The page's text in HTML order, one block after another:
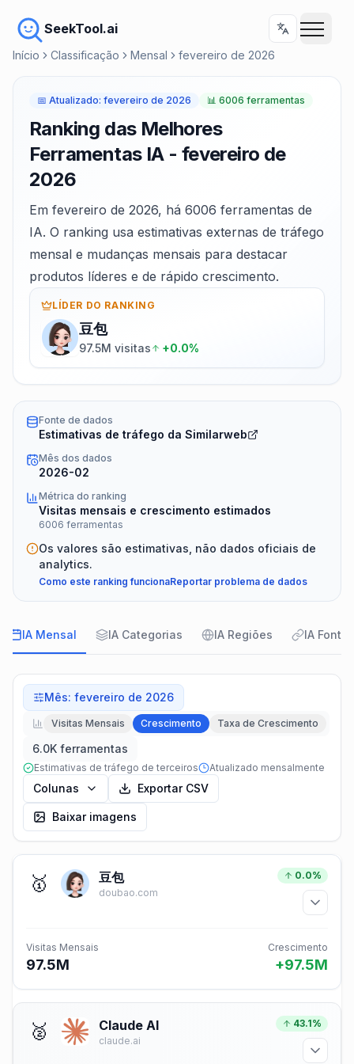
SeekTool.ai
Início Classificação Mensal fevereiro de 2026
📅 Atualizado: fevereiro de 2026 📊 6006 ferramentas
Ranking das Melhores
Ferramentas IA - fevereiro de
2026
Em fevereiro de 2026, há 6006 ferramentas de
IA. O ranking usa estimativas externas de tráfego
mensal e mudanças mensais para destacar
produtos líderes e de rápido crescimento.
LÍDER DO RANKING
豆包
97.5M visitas +0.0%
Fonte de dados
Estimativas de tráfego da Similarweb
Mês dos dados
2026-02
Métrica do ranking
Visitas mensais e crescimento estimados
6006 ferramentas
Os valores são estimativas, não dados oficiais de
analytics.
Como este ranking funcionaReportar problema de dados
IA Mensal IA Categorias IA Regiões IA Fontes
Mês: fevereiro de 2026
Visitas Mensais Crescimento Taxa de Crescimento
6.0K ferramentas
Estimativas de tráfego de terceiros Atualizado mensalmente
Colunas Exportar CSV
Baixar imagens
🥇 豆包
doubao.com
0.0%
Visitas Mensais
97.5M
Crescimento
+97.5M
🥈 Claude AI
claude.ai
43.1%